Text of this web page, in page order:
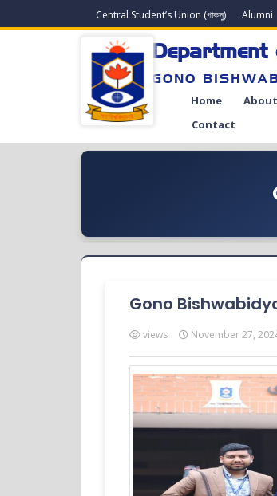
Central Student’s Union (গাকসু) Alumni
GONO
Home About
Contact
Gono
views November 27,